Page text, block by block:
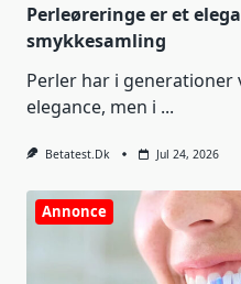
Perleøreringe er et
smykkesamling
Perler har i
elegance, men i ...
Betatest.dk Jul 24, 2026
Annonce